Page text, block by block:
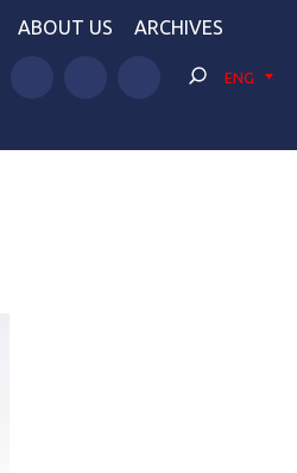
ABOUT US ARCHIVES
ENG